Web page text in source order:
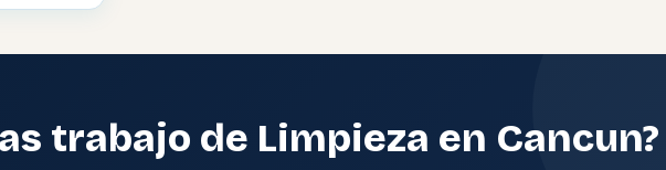
trabajo de Limpieza en Cancun?